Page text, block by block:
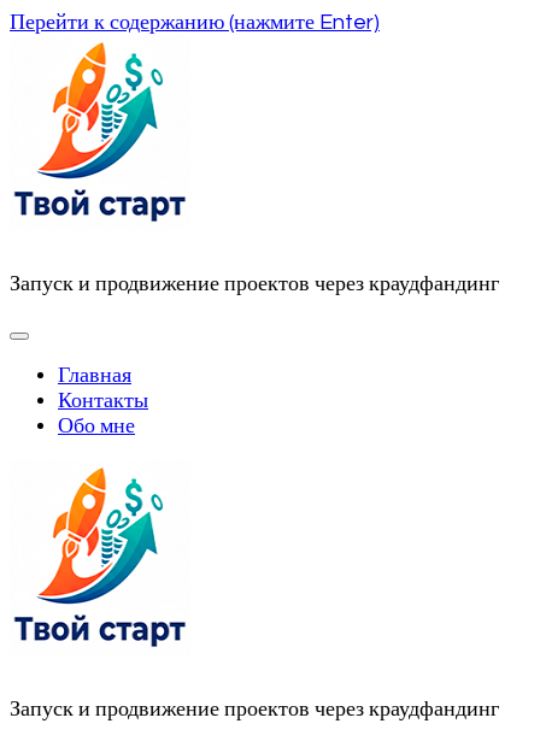
Перейти к содержанию (нажмите Enter)
Запуск и продвижение проектов через краудфандинг
Главная
Контакты
Обо мне
Запуск и продвижение проектов через краудфандинг